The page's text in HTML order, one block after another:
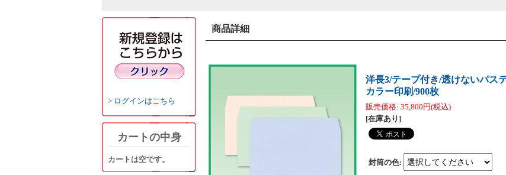
ログインはこちら
カートの中身
カートは空です。
商品詳細
洋長3/テープ付き/透けないパス
カラー印刷/900枚
販売価格: 35,800円(税込)
[在庫あり]
封筒の色: